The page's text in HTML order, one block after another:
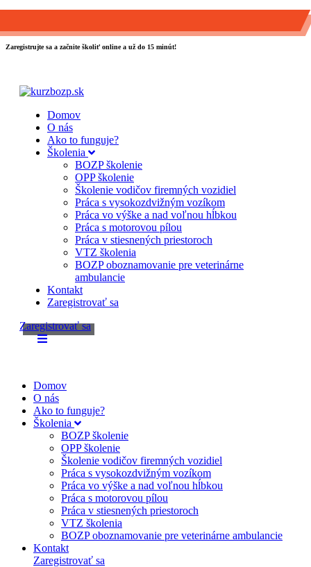
Zaregistrujte sa a začnite školiť online a už do 15 minút!
Domov
O nás
Ako to funguje?
Školenia
BOZP školenie
OPP školenie
Školenie vodičov firemných vozidiel
Práca s vysokozdvižným vozíkom
Práca vo výške a nad voľnou hĺbkou
Práca s motorovou pílou
Práca v stiesnených priestoroch
VTZ školenia
BOZP oboznamovanie pre veterinárne
ambulancie
Kontakt
Zaregistrovať sa
Zaregistrovať sa
Domov
O nás
Ako to funguje?
Školenia
BOZP školenie
OPP školenie
Školenie vodičov firemných vozidiel
Práca s vysokozdvižným vozíkom
Práca vo výške a nad voľnou hĺbkou
Práca s motorovou pílou
Práca v stiesnených priestoroch
VTZ školenia
BOZP oboznamovanie pre veterinárne ambulancie
Kontakt
Zaregistrovať sa